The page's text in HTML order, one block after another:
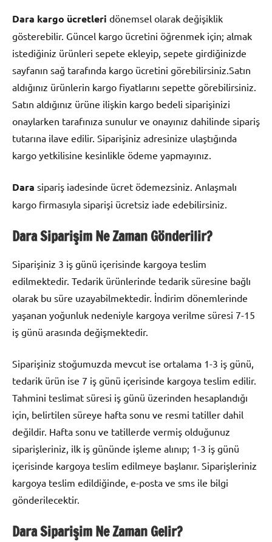
Dara kargo ücretleri dönemsel olarak değişiklik
gösterebilir. Güncel kargo ücretini öğrenmek için; almak
istediğiniz ürünleri sepete ekleyip, sepete girdiğinizde
sayfanın sağ tarafında kargo ücretini görebilirsiniz.Satın
aldığınız ürünlerin kargo fiyatlarını sepette görebilirsiniz.
Satın aldığınız ürüne ilişkin kargo bedeli siparişinizi
onaylarken tarafınıza sunulur ve onayınız dahilinde sipariş
tutarına ilave edilir. Siparişiniz adresinize ulaştığında
kargo yetkilisine kesinlikle ödeme yapmayınız.
Dara sipariş iadesinde ücret ödemezsiniz. Anlaşmalı
kargo firmasıyla siparişi ücretsiz iade edebilirsiniz.
Dara Siparişim Ne Zaman Gönderilir?
Siparişiniz 3 iş günü içerisinde kargoya teslim
edilmektedir. Tedarik ürünlerinde tedarik süresine bağlı
olarak bu süre uzayabilmektedir. İndirim dönemlerinde
yaşanan yoğunluk nedeniyle kargoya verilme süresi 7-15
iş günü arasında değişmektedir.
Siparişiniz stoğumuzda mevcut ise ortalama 1-3 iş günü,
tedarik ürün ise 7 iş günü içerisinde kargoya teslim edilir.
Tahmini teslimat süresi iş günü üzerinden hesaplandığı
için, belirtilen süreye hafta sonu ve resmi tatiller dahil
değildir. Hafta sonu ve tatillerde vermiş olduğunuz
siparişleriniz, ilk iş gününde işleme alınıp; 1-3 iş günü
içerisinde kargoya teslim edilmeye başlanır. Siparişleriniz
kargoya teslim edildiğinde, e-posta ve sms ile bilgi
gönderilecektir.
Dara Siparişim Ne Zaman Gelir?